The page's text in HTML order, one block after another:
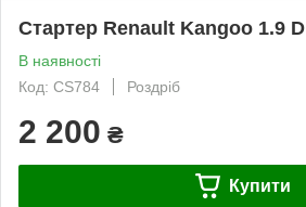
Стартер Renault Kangoo 1.9 D
В наявності
Код: CS784
Роздріб
2 200 ₴
Купити